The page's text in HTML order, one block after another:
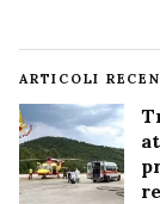
ARTICOLI